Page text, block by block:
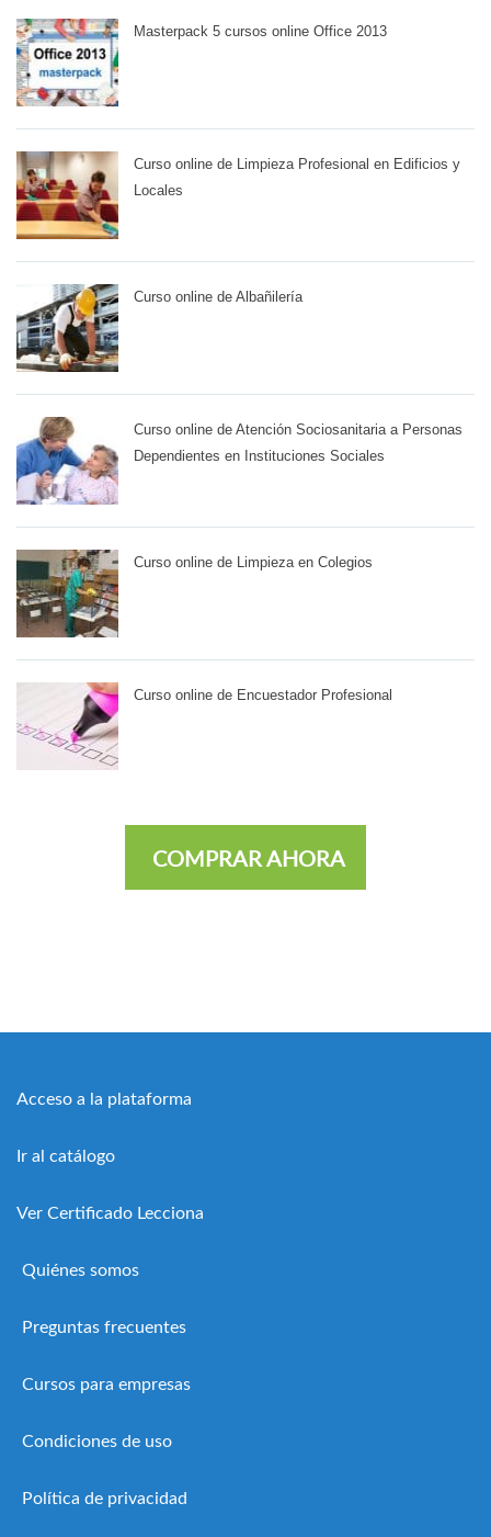
Masterpack 5 cursos online Office 2013
Curso online de Limpieza Profesional en Edificios y
Locales
Curso online de Albañilería
Curso online de Atención Sociosanitaria a Personas
Dependientes en Instituciones Sociales
Curso online de Limpieza en Colegios
Curso online de Encuestador Profesional
COMPRAR AHORA
Acceso a la plataforma
Ir al catálogo
Ver Certificado Lecciona
Quiénes somos
Preguntas frecuentes
Cursos para empresas
Condiciones de uso
Política de privacidad